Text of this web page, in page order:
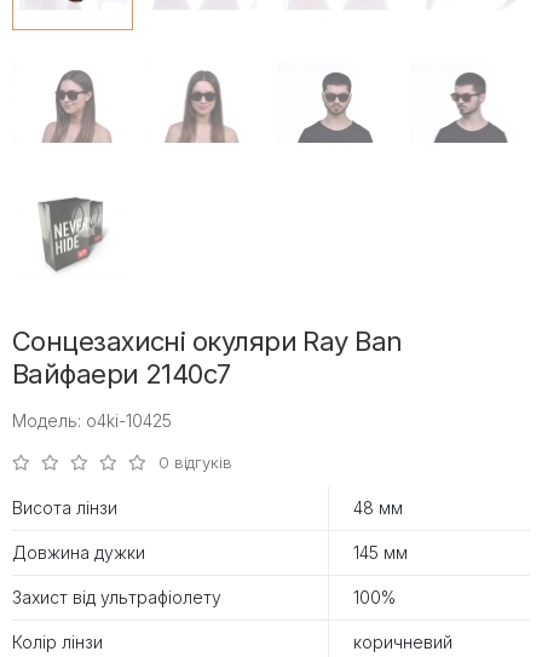
Сонцезахисні окуляри Ray Ban
Вайфаери 2140c7
Модель: o4ki-10425
0 відгуків
Висота лінзи 48 мм
Довжина дужки 145 мм
Захист від ультрафіолету 100%
Колір лінзи коричневий